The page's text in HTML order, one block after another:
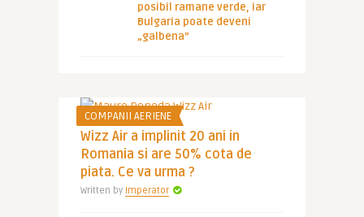
posibil ramane verde, iar
Bulgaria poate deveni
„galbena”
COMPANII AERIENE
Wizz Air a implinit 20 ani in
Romania si are 50% cota de
piata. Ce va urma ?
Written by Imperator